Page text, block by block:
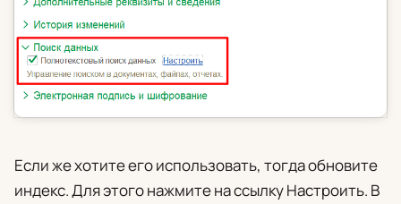
Если же хотите его использовать, тогда обновите
индекс. Для этого нажмите на ссылкуНастроить. В